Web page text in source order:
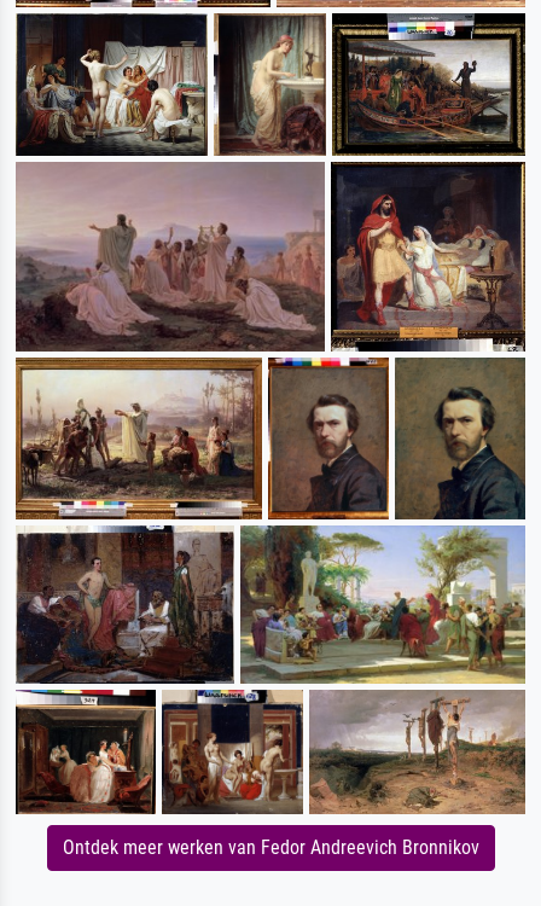
Ontdek meer werken van Fedor Andreevich Bronnikov